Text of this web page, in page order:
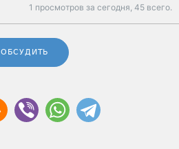
1 просмотров за сегодня, 45 всего.
ОБСУДИТЬ